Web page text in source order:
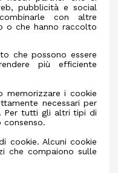
pubblicità e social
con altre
o che hanno raccolto
che possono essere
più efficiente
memorizzare i cookie
necessari per
Per tutti gli altri tipi di
cookie. Alcuni cookie
che compaiono sulle